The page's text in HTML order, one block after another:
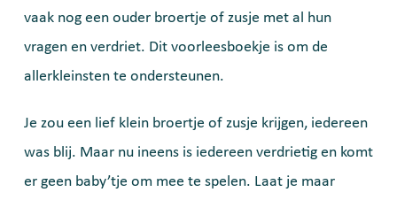
vaak nog een ouder broertje of zusje met al hun
vragen en verdriet. Dit voorleesboekje is om de
allerkleinsten te ondersteunen.
Je zou een lief klein broertje of zusje krijgen, iedereen
was blij. Maar nu ineens is iedereen verdrietig en komt
er geen baby’tje om mee te spelen. Laat je maar